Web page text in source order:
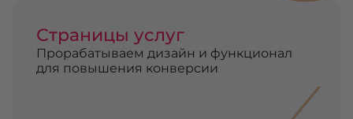
Страницы услуг
Прорабатываем дизайн и функционал
для повышения конверсии